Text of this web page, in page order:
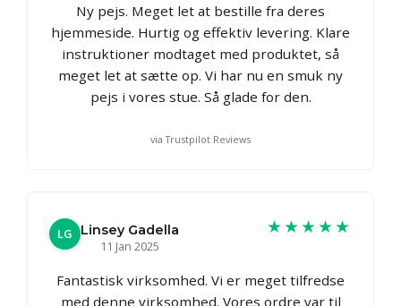
Ny pejs. Meget let at bestille fra deres
hjemmeside. Hurtig og effektiv levering. Klare
instruktioner modtaget med produktet, så
meget let at sætte op. Vi har nu en smuk ny
pejs i vores stue. Så glade for den.
via Trustpilot Reviews
LG
Linsey Gadella
11 Jan 2025
★★★★★
Fantastisk virksomhed. Vi er meget tilfredse
med denne virksomhed. Vores ordre var til